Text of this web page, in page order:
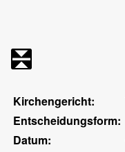
Kirchengericht:
Entscheidungsform:
Datum: